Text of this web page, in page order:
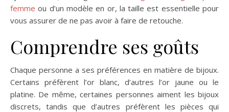
femme ou d’un modèle en or, la taille est essentielle pour
vous assurer de ne pas avoir à faire de retouche.
Comprendre ses goûts
Chaque personne a ses préférences en matière de bijoux.
Certains préfèrent l’or blanc, d’autres l’or jaune ou le
platine. De même, certaines personnes aiment les bijoux
discrets, tandis que d’autres préfèrent les pièces qui